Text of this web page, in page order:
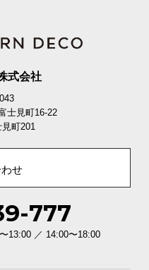
式会社
士見町16-22
町201
せ
777
13:00 ／ 14:00〜18:00